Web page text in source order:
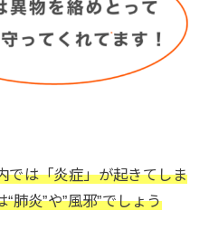
では「炎症」が起きてしま
肺炎”や”風邪”でしょう